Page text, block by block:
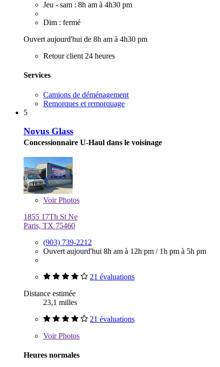
Jeu - sam : 8h am à 4h30 pm
Dim : fermé
Ouvert aujourd'hui de 8h am à 4h30 pm
Retour client 24 heures
Services
Camions de déménagement
Remorques et remorquage
5
Novus Glass
Concessionnaire U-Haul dans le voisinage
VoirPhotos
1855 17Th St Ne
Paris, TX 75460
(903) 739-2212
Ouvert aujourd'hui 8h am à 12h pm / 1h pm à 5h pm
21 évaluations
Distance estimée
23,1 milles
21 évaluations
VoirPhotos
Heures normales